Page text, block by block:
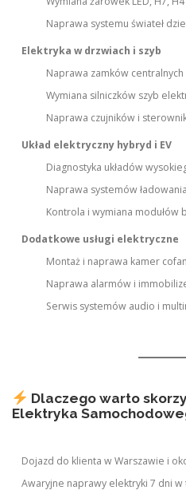
Naprawa systemu świateł
Elektryka w drzwiach i szyb
Naprawa zamków
Wymiana silniczków szyb
Naprawa czujników i
Układ elektryczny hybryd i EV
Diagnostyka układów
Naprawa systemów
Kontrola i wymiana modułów
Dodatkowe usługi elektryczne
Montaż i naprawa kamer
Naprawa alarmów i
Serwis systemów audio i
Dlaczego warto
Elektryka
Dojazd do klienta w Warszawie i
Awaryjne naprawy elektryki 7 dni w